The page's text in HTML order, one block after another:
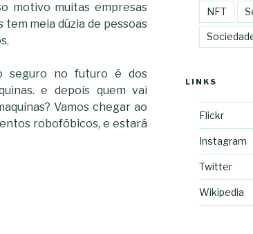
motivo muitas empresas
meia dúzia de pessoas
seguro no futuro é dos
e depois quem vai
Vamos chegar ao
robofóbicos, e estará
NFT
LINKS
Flickr
Instagram
Twitter
Wikipedia